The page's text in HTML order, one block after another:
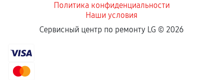
Если комплектующие куплены
сохраняться полностью или частично, если
Политика конфиденциальности
Наши условия
Сервисный центр по ремонту LG © 2026